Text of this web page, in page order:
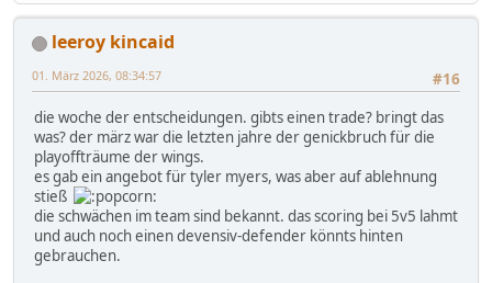
leeroy kincaid
#16
01. März 2026, 08:34:57
die woche der entscheidungen. gibts einen trade? bringt das
was? der märz war die letzten jahre der genickbruch für die
playoffträume der wings.
es gab ein angebot für tyler myers, was aber auf ablehnung
stieß
die schwächen im team sind bekannt. das scoring bei 5v5 lahmt
und auch noch einen devensiv-defender könnts hinten
gebrauchen.